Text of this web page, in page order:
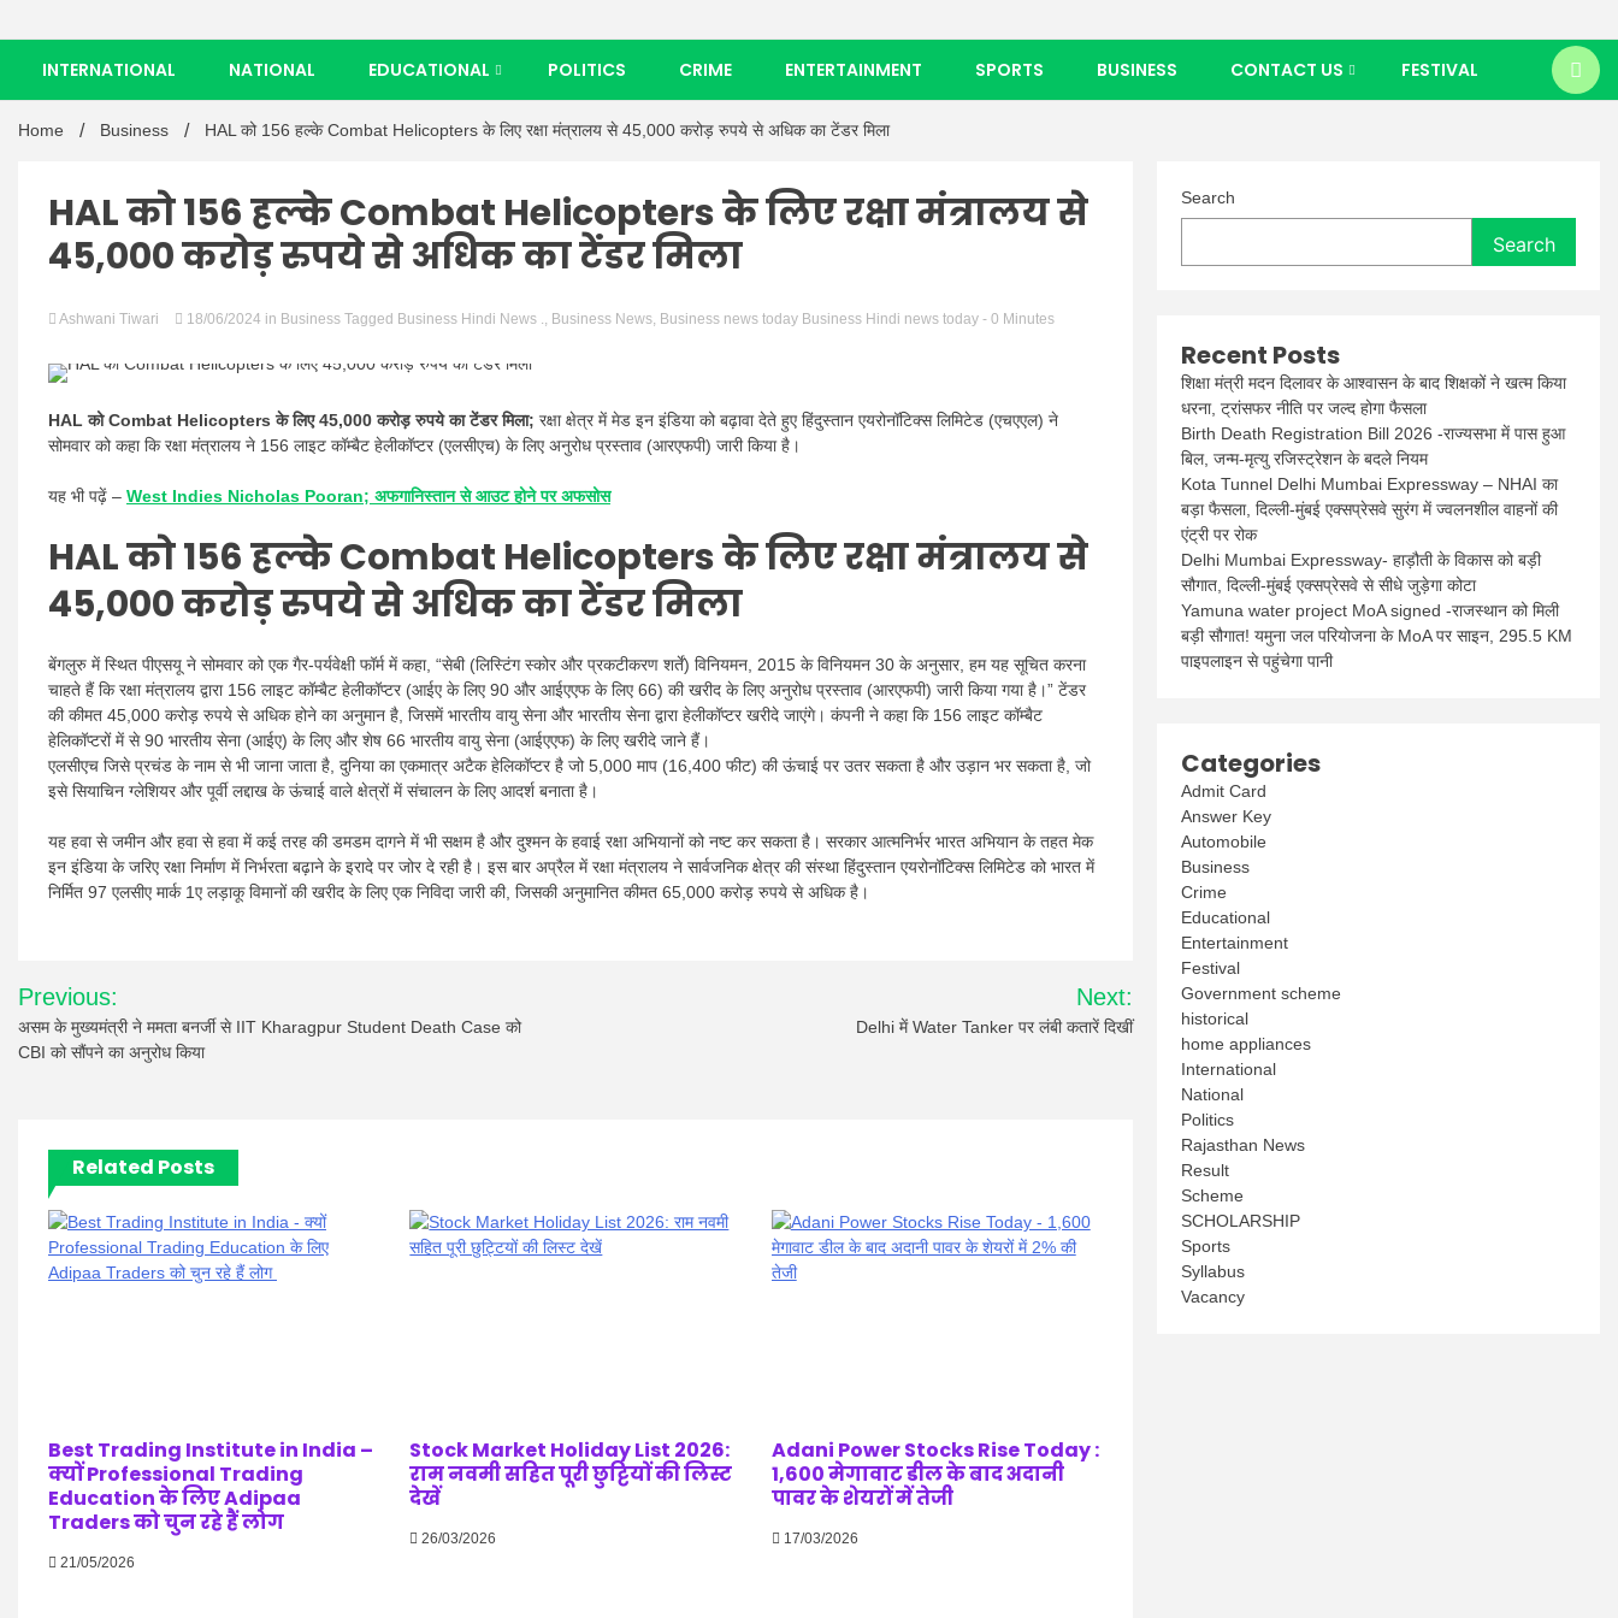
INTERNATIONAL NATIONAL EDUCATIONAL POLITICS CRIME ENTERTAINMENT SPORTS BUSINESS CONTACT US FESTIVAL
Home Business HAL को 156 हल्के Combat Helicopters के लिए रक्षा मंत्रालय से 45,000 करोड़ रुपये से अधिक का टेंडर मिला
HAL को 156 हल्के Combat Helicopters के लिए रक्षा मंत्रालय से
45,000 करोड़ रुपये से अधिक का टेंडर मिला
Ashwani Tiwari 18/06/2024 in Business Tagged Business Hindi News ., Business News, Business news today Business Hindi news today - 0 Minutes
HAL को Combat Helicopters के लिए 45,000 करोड़ रुपये का टेंडर मिला; रक्षा क्षेत्र में मेड इन इंडिया को बढ़ावा देते हुए हिंदुस्तान एयरोनॉटिक्स लिमिटेड (एचएएल) ने
सोमवार को कहा कि रक्षा मंत्रालय ने 156 लाइट कॉम्बैट हेलीकॉप्टर (एलसीएच) के लिए अनुरोध प्रस्ताव (आरएफपी) जारी किया है।
यह भी पढ़ें – West Indies Nicholas Pooran; अफगानिस्तान से आउट होने पर अफसोस
HAL को 156 हल्के Combat Helicopters के लिए रक्षा मंत्रालय से
45,000 करोड़ रुपये से अधिक का टेंडर मिला
बेंगलुरु में स्थित पीएसयू ने सोमवार को एक गैर-पर्यवेक्षी फॉर्म में कहा, “सेबी (लिस्टिंग स्कोर और प्रकटीकरण शर्तें) विनियमन, 2015 के विनियमन 30 के अनुसार, हम यह सूचित करना
चाहते हैं कि रक्षा मंत्रालय द्वारा 156 लाइट कॉम्बैट हेलीकॉप्टर (आईए के लिए 90 और आईएएफ के लिए 66) की खरीद के लिए अनुरोध प्रस्ताव (आरएफपी) जारी किया गया है।” टेंडर
की कीमत 45,000 करोड़ रुपये से अधिक होने का अनुमान है, जिसमें भारतीय वायु सेना और भारतीय सेना द्वारा हेलीकॉप्टर खरीदे जाएंगे। कंपनी ने कहा कि 156 लाइट कॉम्बैट
हेलिकॉप्टरों में से 90 भारतीय सेना (आईए) के लिए और शेष 66 भारतीय वायु सेना (आईएएफ) के लिए खरीदे जाने हैं।
एलसीएच जिसे प्रचंड के नाम से भी जाना जाता है, दुनिया का एकमात्र अटैक हेलिकॉप्टर है जो 5,000 माप (16,400 फीट) की ऊंचाई पर उतर सकता है और उड़ान भर सकता है, जो
इसे सियाचिन ग्लेशियर और पूर्वी लद्दाख के ऊंचाई वाले क्षेत्रों में संचालन के लिए आदर्श बनाता है।
यह हवा से जमीन और हवा से हवा में कई तरह की डमडम दागने में भी सक्षम है और दुश्मन के हवाई रक्षा अभियानों को नष्ट कर सकता है। सरकार आत्मनिर्भर भारत अभियान के तहत मेक
इन इंडिया के जरिए रक्षा निर्माण में निर्भरता बढ़ाने के इरादे पर जोर दे रही है। इस बार अप्रैल में रक्षा मंत्रालय ने सार्वजनिक क्षेत्र की संस्था हिंदुस्तान एयरोनॉटिक्स लिमिटेड को भारत में
निर्मित 97 एलसीए मार्क 1ए लड़ाकू विमानों की खरीद के लिए एक निविदा जारी की, जिसकी अनुमानित कीमत 65,000 करोड़ रुपये से अधिक है।
Post
navigation
Previous:
असम के मुख्यमंत्री ने ममता बनर्जी से IIT Kharagpur Student Death Case को
CBI को सौंपने का अनुरोध किया
Next:
Delhi में Water Tanker पर लंबी कतारें दिखीं
Related Posts
Best Trading Institute in India –
क्यों Professional Trading
Education के लिए Adipaa
Traders को चुन रहे हैं लोग
21/05/2026
Stock Market Holiday List 2026:
राम नवमी सहित पूरी छुट्टियों की लिस्ट
देखें
26/03/2026
Adani Power Stocks Rise Today :
1,600 मेगावाट डील के बाद अदानी
पावर के शेयरों में तेजी
17/03/2026
Search
Search
Recent Posts
शिक्षा मंत्री मदन दिलावर के आश्वासन के बाद शिक्षकों ने खत्म किया
धरना, ट्रांसफर नीति पर जल्द होगा फैसला
Birth Death Registration Bill 2026 -राज्यसभा में पास हुआ
बिल, जन्म-मृत्यु रजिस्ट्रेशन के बदले नियम
Kota Tunnel Delhi Mumbai Expressway – NHAI का
बड़ा फैसला, दिल्ली-मुंबई एक्सप्रेसवे सुरंग में ज्वलनशील वाहनों की
एंट्री पर रोक
Delhi Mumbai Expressway- हाड़ौती के विकास को बड़ी
सौगात, दिल्ली-मुंबई एक्सप्रेसवे से सीधे जुड़ेगा कोटा
Yamuna water project MoA signed -राजस्थान को मिली
बड़ी सौगात! यमुना जल परियोजना के MoA पर साइन, 295.5 KM
पाइपलाइन से पहुंचेगा पानी
Categories
Admit Card
Answer Key
Automobile
Business
Crime
Educational
Entertainment
Festival
Government scheme
historical
home appliances
International
National
Politics
Rajasthan News
Result
Scheme
SCHOLARSHIP
Sports
Syllabus
Vacancy